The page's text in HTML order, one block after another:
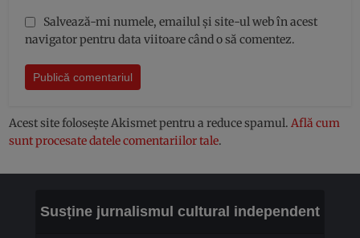
Salvează-mi numele, emailul și site-ul web în acest
navigator pentru data viitoare când o să comentez.
Acest site folosește Akismet pentru a reduce spamul.Află cum
sunt procesate datele comentariilor tale.
Susține jurnalismul cultural independent